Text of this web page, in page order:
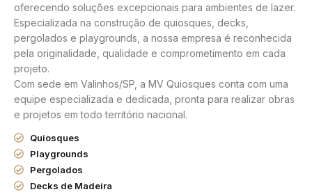
oferecendo soluções excepcionais para ambientes de lazer.
Especializada na construção de quiosques, decks,
pergolados e playgrounds, a nossa empresa é reconhecida
pela originalidade, qualidade e comprometimento em cada
projeto.
Com sede em Valinhos/SP, a MV Quiosques conta com uma
equipe especializada e dedicada, pronta para realizar obras
e projetos em todo território nacional.
Quiosques
Playgrounds
Pergolados
Decks de Madeira